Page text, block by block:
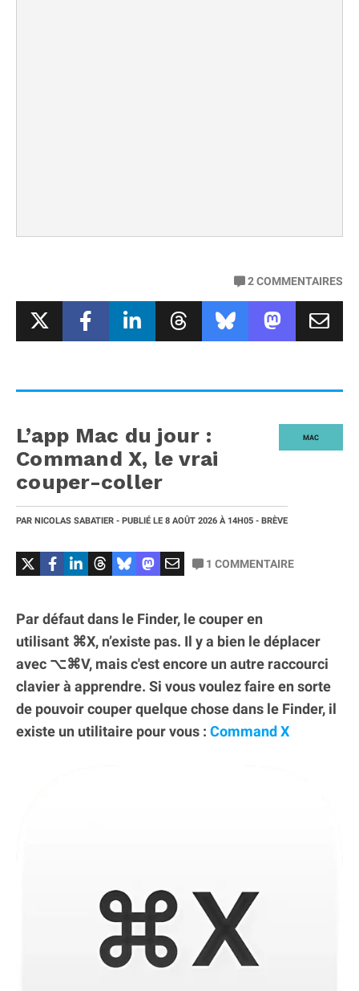
2COMMENTAIRES
MAC
L’app Mac du jour :
Command X, le vrai
couper-coller
PAR NICOLAS SABATIER - PUBLIÉ LE 8 AOÛT 2026 À 14H05 - BRÈVE
1 COMMENTAIRE
Par défaut dans le Finder, le couper en
utilisant ⌘X, n’existe pas. Il y a bien le déplacer
avec ⌥⌘V, mais c'est encore un autre raccourci
clavier à apprendre. Si vous voulez faire en sorte
de pouvoir couper quelque chose dans le Finder, il
existe un utilitaire pour vous : Command X